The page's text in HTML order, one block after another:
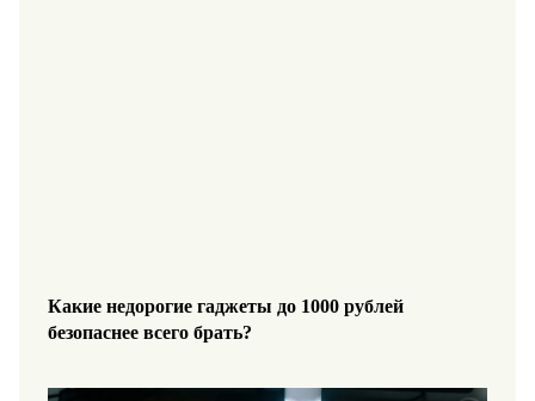
Какие недорогие гаджеты до 1000 рублей
безопаснее всего брать?